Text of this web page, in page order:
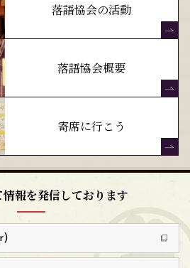
落語協会の活動
落語協会概要
寄席に行こう
報を発信しております